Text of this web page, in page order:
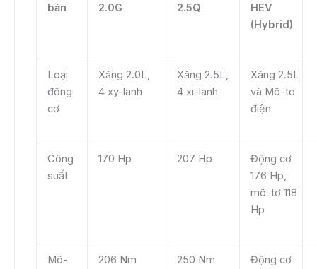
bản
2.0G
2.5Q
HEV
(Hybrid)
Loại
động
cơ
Xăng 2.0L,
4 xy-lanh
Xăng 2.5L,
4 xi-lanh
Xăng 2.5L
và Mô-tơ
điện
Công
suất
170 Hp 207 Hp
Động cơ
176 Hp,
mô-tơ 118
Hp
Mô-
206 Nm 250 Nm
Động cơ